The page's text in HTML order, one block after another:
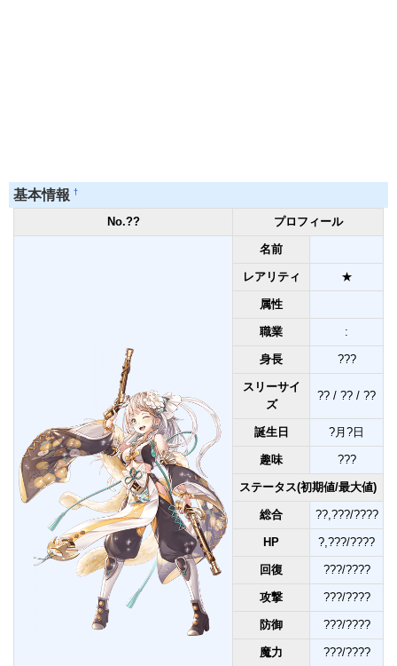
基本情報 †
No.?? プロフィール
名前
レアリティ ★
属性
職業 :
身長 ???
スリーサイ
ズ
?? / ?? / ??
誕生日 ?月?日
趣味 ???
ステータス(初期値/最大値)
総合 ??,???/????
HP ?,???/????
回復 ???/????
攻撃 ???/????
防御 ???/????
魔力 ???/????